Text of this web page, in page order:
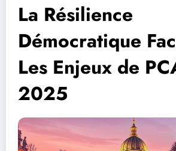
La Résilience
Démocratique
Les Enjeux de
2025